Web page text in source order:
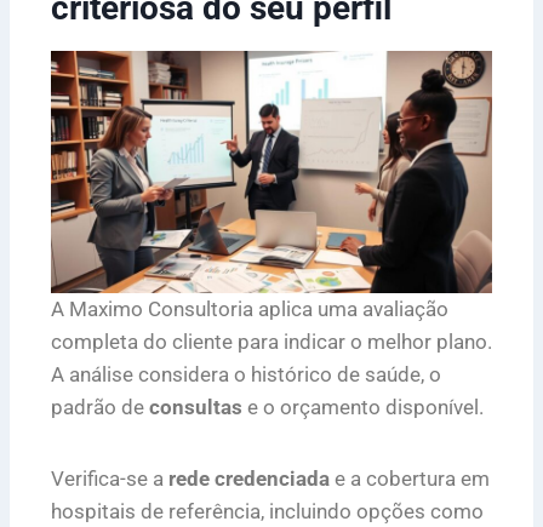
criteriosa do seu perfil
A Maximo Consultoria aplica uma avaliação
completa do cliente para indicar o melhor plano.
A análise considera o histórico de saúde, o
padrão de consultas e o orçamento disponível.
Verifica-se a rede credenciada e a cobertura em
hospitais de referência, incluindo opções como